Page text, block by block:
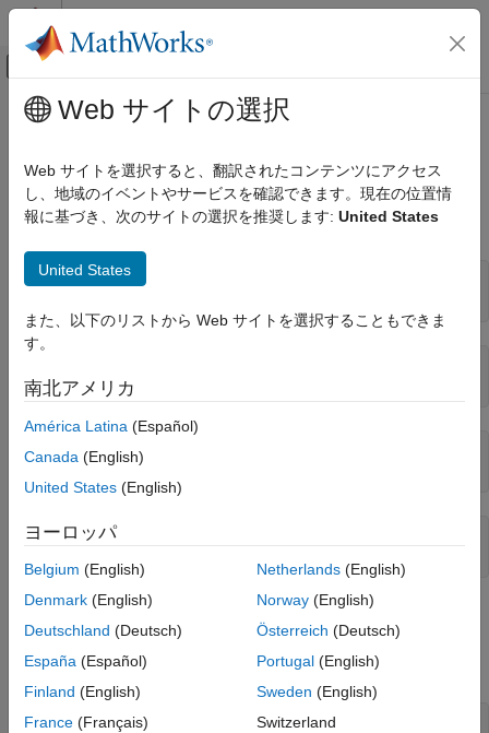
コンテンツへスキップ
オフキャンバス ナビゲーション メ
ドキュメンテーションのホーム
プログラミング
クラス
配列クラスの判定
クラス名のクエリ
特定の型のテスト
メインコンテンツ
配列クラスの判定
クラス名のクエリ
配列のクラスを判定するには、関数class を使用します。
a = [2,5,7,11];
double
str = 'Character array'
class(str)
ans =
配列クラスのテスト
を使用して、特定のクラスや数値クラスのカテゴリ
(numeric、float ) をテストできます。
a = [2,5,7,11];
Web サイトの選択
Web サイトを選択すると、翻訳されたコンテンツにアクセス
し、地域のイベントやサービスを確認できます。現在の位置情
報に基づき、次のサイトの選択を推奨します: United States
United States
また、以下のリストから Web サイトを選択することもできま
す。
南北アメリカ
América Latina (Español)
Canada (English)
United States (English)
ヨーロッパ
Belgium (English)
Denmark (English)
Deutschland (Deutsch)
España (Español)
Finland (English)
France (Français)
Netherlands(English)
Norway(English)
Österreich (Deutsch)
Portugal(English)
Sweden (English)
Switzerland